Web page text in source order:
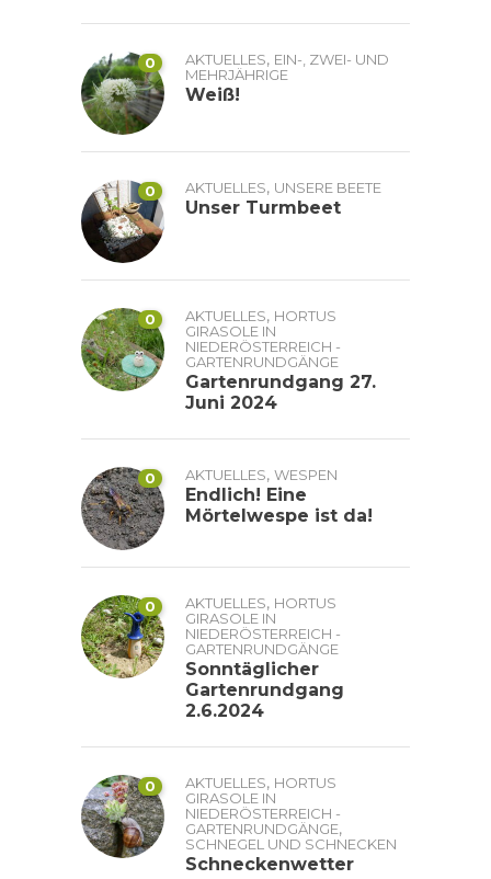
0 AKTUELLES, EIN-, ZWEI- UND
MEHRJÄHRIGE
Weiß!
0 AKTUELLES, UNSERE BEETE
Unser Turmbeet
0 AKTUELLES, HORTUS
GIRASOLE IN
NIEDERÖSTERREICH -
GARTENRUNDGÄNGE
Gartenrundgang 27.
Juni 2024
0 AKTUELLES, WESPEN
Endlich! Eine
Mörtelwespe ist da!
0 AKTUELLES, HORTUS
GIRASOLE IN
NIEDERÖSTERREICH -
GARTENRUNDGÄNGE
Sonntäglicher
Gartenrundgang
2.6.2024
0 AKTUELLES, HORTUS
GIRASOLE IN
NIEDERÖSTERREICH -
GARTENRUNDGÄNGE,
SCHNEGEL UND SCHNECKEN
Schneckenwetter